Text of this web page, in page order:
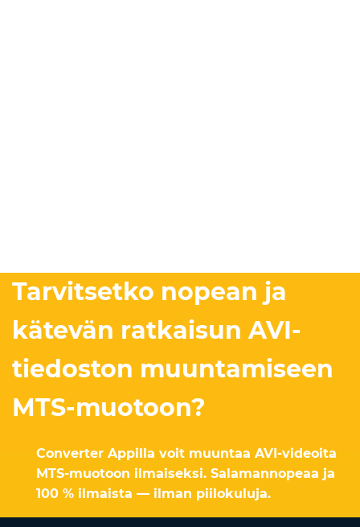
Tarvitsetko nopean ja
kätevän ratkaisun AVI-
tiedoston muuntamiseen
MTS-muotoon?
Converter Appilla voit muuntaa AVI-videoita
MTS-muotoon ilmaiseksi. Salamannopeaa ja
100 % ilmaista — ilman piilokuluja.